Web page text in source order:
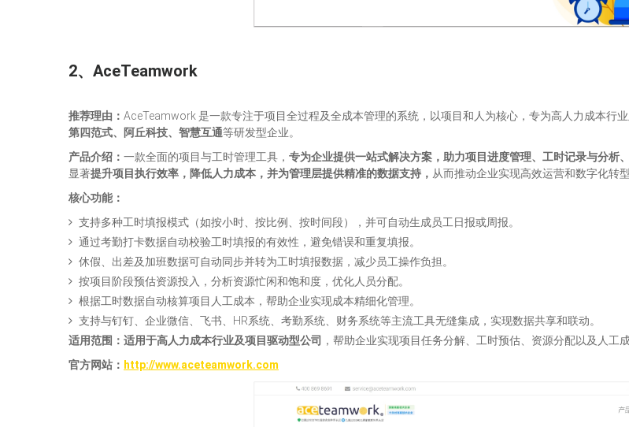
2、AceTeamwork
推荐理由： AceTeamwork 是一款专注于项目全过程及全成本管理的系统，以项目和人为核心，专为高人力成本行
第四范式、阿丘科技、智慧互通等研发型企业。
产品介绍： 一款全面的项目与工时管理工具， 专为企业提供一站式解决方案，助力项目进度管理、工时记录与分析
显著提升项目执行效率，降低人力成本，并为管理层提供精准的数据支持， 从而推动企业实现高效运营和数字化转型
核心功能：
支持多种工时填报模式（如按小时、按比例、按时间段），并可自动生成员工日报或周报。
通过考勤打卡数据自动校验工时填报的有效性，避免错误和重复填报。
休假、出差及加班数据可自动同步并转为工时填报数据，减少员工操作负担。
按项目阶段预估资源投入，分析资源忙闲和饱和度，优化人员分配。
根据工时数据自动核算项目人工成本，帮助企业实现成本精细化管理。
支持与钉钉、企业微信、飞书、HR系统、考勤系统、财务系统等主流工具无缝集成，实现数据共享和联动。
适用范围： 适用于高人力成本行业及项目驱动型公司 ，帮助企业实现项目任务分解、工时预估、资源分配以及人工
官方网站： http://www.aceteamwork.com